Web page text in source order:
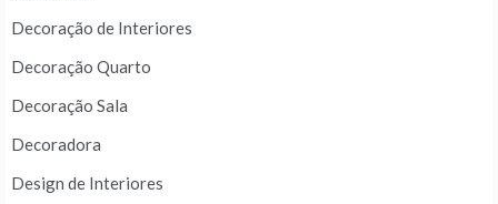
Decoração de Interiores
Decoração Quarto
Decoração Sala
Decoradora
Design de Interiores